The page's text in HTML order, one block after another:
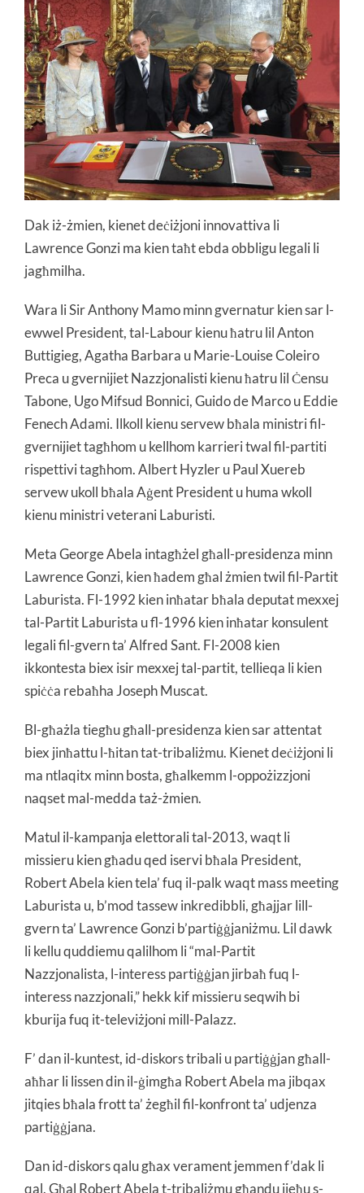
Dak iż-żmien, kienet deċiżjoni innovattiva li
Lawrence Gonzi ma kien taħt ebda obbligu legali li
jagħmilha.
Wara li Sir Anthony Mamo minn gvernatur kien sar l-
ewwel President, tal-Labour kienu ħatru lil Anton
Buttigieg, Agatha Barbara u Marie-Louise Coleiro
Preca u gvernijiet Nazzjonalisti kienu ħatru lil Ċensu
Tabone, Ugo Mifsud Bonnici, Guido de Marco u Eddie
Fenech Adami. Ilkoll kienu servew bħala ministri fil-
gvernijiet tagħhom u kellhom karrieri twal fil-partiti
rispettivi tagħhom. Albert Hyzler u Paul Xuereb
servew ukoll bħala Aġent President u huma wkoll
kienu ministri veterani Laburisti.
Meta George Abela intagħżel għall-presidenza minn
Lawrence Gonzi, kien ħadem għal żmien twil fil-Partit
Laburista. Fl-1992 kien inħatar bħala deputat mexxej
tal-Partit Laburista u fl-1996 kien inħatar konsulent
legali fil-gvern ta’ Alfred Sant. Fl-2008 kien
ikkontesta biex isir mexxej tal-partit, tellieqa li kien
spiċċa rebaħha Joseph Muscat.
Bl-għażla tiegħu għall-presidenza kien sar attentat
biex jinħattu l-ħitan tat-tribaliżmu. Kienet deċiżjoni li
ma ntlaqitx minn bosta, għalkemm l-oppożizzjoni
naqset mal-medda taż-żmien.
Matul il-kampanja elettorali tal-2013, waqt li
missieru kien għadu qed iservi bħala President,
Robert Abela kien tela’ fuq il-palk waqt mass meeting
Laburista u, b’mod tassew inkredibbli, għajjar lill-
gvern ta’ Lawrence Gonzi b’partiġġjaniżmu. Lil dawk
li kellu quddiemu qalilhom li “mal-Partit
Nazzjonalista, l-interess partiġġjan jirbaħ fuq l-
interess nazzjonali,” hekk kif missieru seqwih bi
kburija fuq it-televiżjoni mill-Palazz.
F’ dan il-kuntest, id-diskors tribali u partiġġjan għall-
aħħar li lissen din il-ġimgħa Robert Abela ma jibqax
jitqies bħala frott ta’ żegħil fil-konfront ta’ udjenza
partiġġjana.
Dan id-diskors qalu għax verament jemmen f’dak li
qal. Għal Robert Abela t-tribaliżmu għandu jieħu s-